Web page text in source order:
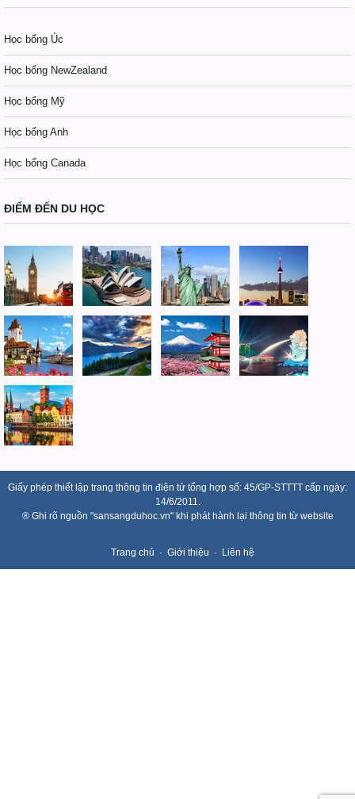
Học bổng Úc
Học bổng NewZealand
Học bổng Mỹ
Học bổng Anh
Học bổng Canada
ĐIỂM ĐẾN DU HỌC
Giấy phép thiết lập trang thông tin điện tử tổng hợp số: 45/GP-STTTT cấp ngày:
14/6/2011.
® Ghi rõ nguồn "sansangduhoc.vn" khi phát hành lại thông tin từ website
Trang chủ Giới thiệu Liên hệ